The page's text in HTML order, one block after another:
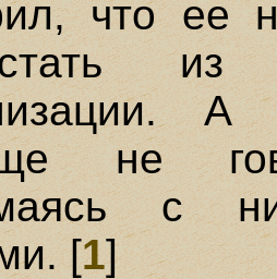
что ее
из
не
с
[1]